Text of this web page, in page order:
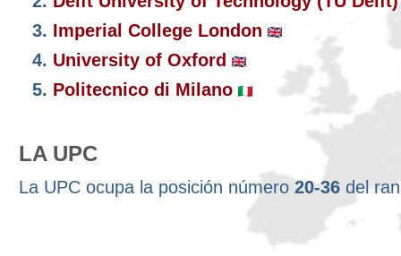
3. Imperial College London
4. University of Oxford
5. Politecnico di Milano
LA UPC
La UPC ocupa la posición número 20-36 del